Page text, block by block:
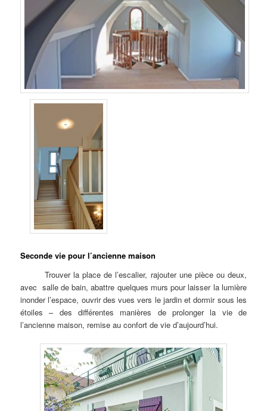
Seconde vie pour l’ancienne maison
Trouver la place de l’escalier, rajouter une pièce ou deux,
avec salle de bain, abattre quelques murs pour laisser la lumière
inonder l’espace, ouvrir des vues vers le jardin et dormir sous les
étoiles – des différentes manières de prolonger la vie de
l’ancienne maison, remise au confort de vie d’aujourd’hui.